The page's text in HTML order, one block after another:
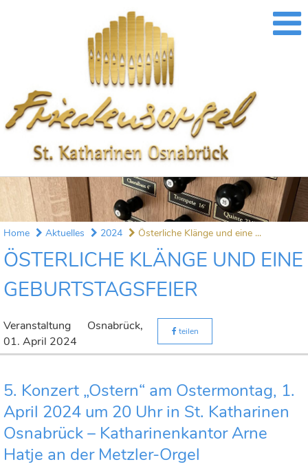
Home Aktuelles 2024 Österliche Klänge und eine ...
ÖSTERLICHE KLÄNGE UND EINE
GEBURTSTAGSFEIER
Veranstaltung
Osnabrück,
01. April 2024
teilen
5. Konzert „Ostern“ am Ostermontag, 1.
April 2024 um 20 Uhr in St. Katharinen
Osnabrück – Katharinenkantor Arne
Hatje an der Metzler-Orgel